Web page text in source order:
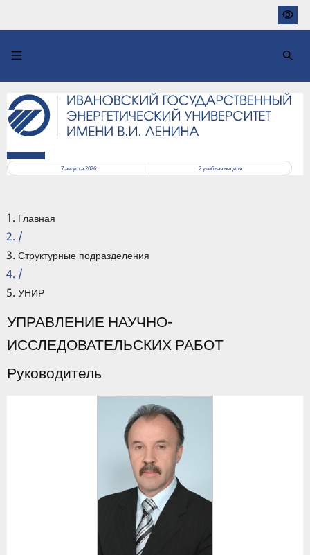
основному
7 августа 2026
2учебная неделя
Главная
/
Структурные подразделения
/
УНИР
УПРАВЛЕНИЕ НАУЧНО-
ИССЛЕДОВАТЕЛЬСКИХ РАБОТ
Руководитель